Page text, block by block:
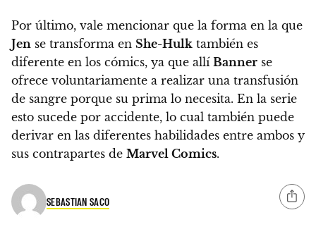
Por último, vale mencionar que la forma en la que
Jen se transforma en She-Hulk también es
diferente en los cómics, ya que allí Banner se
ofrece voluntariamente a realizar una transfusión
de sangre porque su prima lo necesita. En la serie
esto sucede por accidente, lo cual también puede
derivar en las diferentes habilidades entre ambos y
sus contrapartes de Marvel Comics.
SEBASTIAN SACO